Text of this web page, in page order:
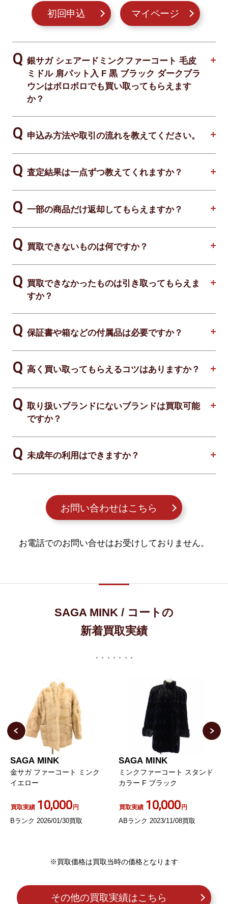
初回申込 マイページ
銀サガ シェアードミンクファーコート 毛皮
ミドル 肩パット入 F 黒 ブラック ダークブラ
ウンはボロボロでも買い取ってもらえます
か？
申込み方法や取引の流れを教えてください。
査定結果は一点ずつ教えてくれますか？
一部の商品だけ返却してもらえますか？
買取できないものは何ですか？
買取できなかったものは引き取ってもらえま
すか？
保証書や箱などの付属品は必要ですか？
高く買い取ってもらえるコツはありますか？
取り扱いブランドにないブランドは買取可能
ですか？
未成年の利用はできますか？
お問い合わせはこちら
お電話でのお問い合せはお受けしておりません。
SAGA MINK / コートの
新着買取実績
SAGA MINK
ミンクファーコート スタンド
カラー F ブラック
買取実績 10,000円
ABランク 2023/11/08買取
SAGA MINK
ロイヤル ROYAL ローガンフ
ァー Logan Fur ファーコート
買取実績 2,600円
ABランク 2023/01/25買取
※買取価格は買取当時の価格となります
その他の買取実績はこちら